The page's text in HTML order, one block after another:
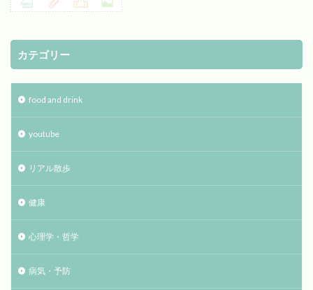
カテゴリー
food and drink
youtube
リアル散歩
健康
心理学・哲学
病気・予防